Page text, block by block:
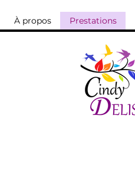
À propos Prestations